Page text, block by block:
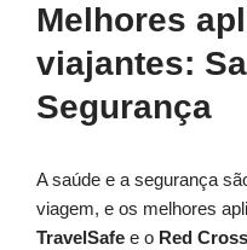
Melhores
viajantes:
Segurança
A saúde e a segurança
viagem, e os melhores
TravelSafe e o Red